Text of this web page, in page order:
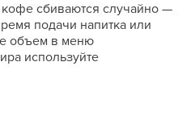
сбиваются случайно —
подачи напитка или
объем в меню
используйте